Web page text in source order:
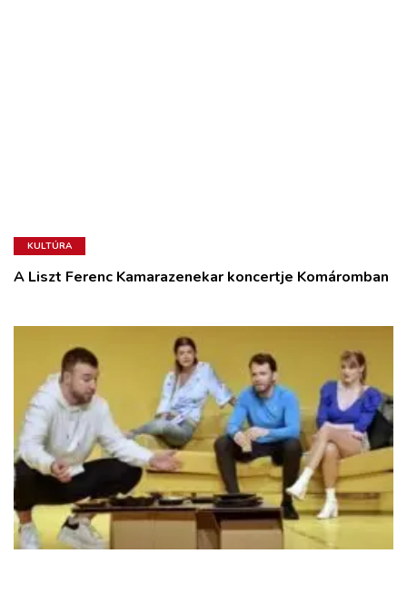
KULTÚRA
A Liszt Ferenc Kamarazenekar koncertje Komáromban